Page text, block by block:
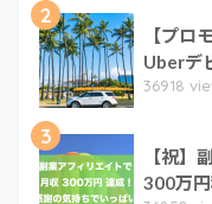
2
【プロ
Uberデ
36918
3
【祝】
300万